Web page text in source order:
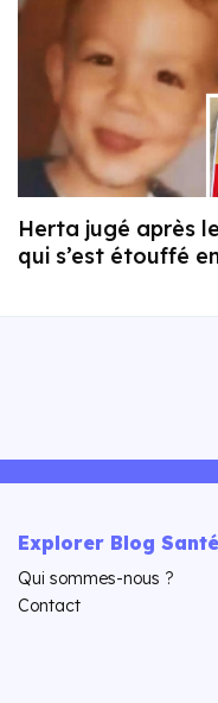
Herta jugé après
qui s’est étouffé
Explorer Blog
Qui sommes-nous ?
Contact